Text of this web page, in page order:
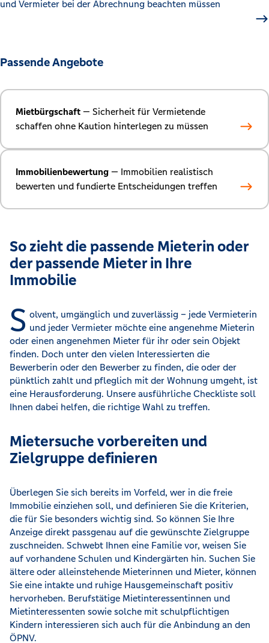
und Vermieter bei der Abrechnung beachten müssen
Passende Angebote
Mietbürgschaft — Sicherheit für Vermietende
schaffen ohne Kaution hinterlegen zu müssen
Immobilienbewertung — Immobilien realistisch
bewerten und fundierte Entscheidungen treffen
So zieht die passende Mieterin oder
der passende Mieter in Ihre
Immobilie
S olvent, umgänglich und zuverlässig – jede Vermieterin
und jeder Vermieter möchte eine angenehme Mieterin
oder einen angenehmen Mieter für ihr oder sein Objekt
finden. Doch unter den vielen Interessierten die
Bewerberin oder den Bewerber zu finden, die oder der
pünktlich zahlt und pfleglich mit der Wohnung umgeht, ist
eine Herausforderung. Unsere ausführliche Checkliste soll
Ihnen dabei helfen, die richtige Wahl zu treffen.
Mietersuche vorbereiten und
Zielgruppe definieren
Überlegen Sie sich bereits im Vorfeld, wer in die freie
Immobilie einziehen soll, und definieren Sie die Kriterien,
die für Sie besonders wichtig sind. So können Sie Ihre
Anzeige direkt passgenau auf die gewünschte Zielgruppe
zuschneiden. Schwebt Ihnen eine Familie vor, weisen Sie
auf vorhandene Schulen und Kindergärten hin. Suchen Sie
ältere oder alleinstehende Mieterinnen und Mieter, können
Sie eine intakte und ruhige Hausgemeinschaft positiv
hervorheben. Berufstätige Mietinteressentinnen und
Mietinteressenten sowie solche mit schulpflichtigen
Kindern interessieren sich auch für die Anbindung an den
ÖPNV.